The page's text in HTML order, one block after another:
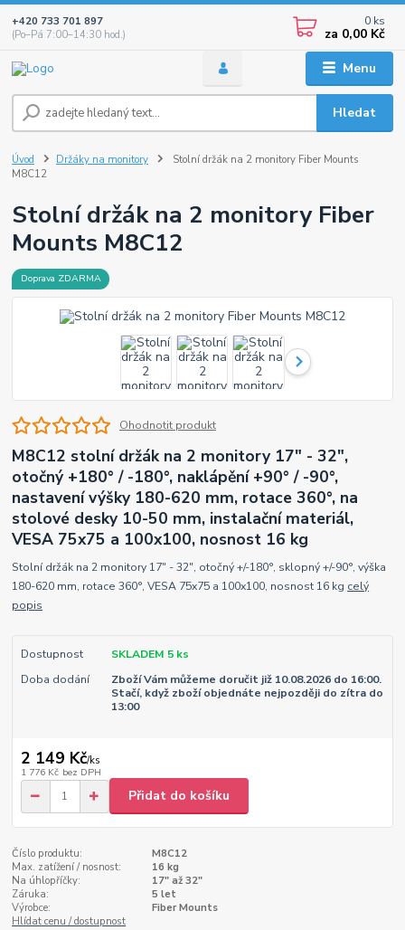
Menu
Hledat
+420 733 701 897
(Po–Pá 7:00–14:30 hod.)
0 ks
za 0,00 Kč
Úvod Držáky na monitory
Stolní držák na 2 monitory Fiber Mounts
M8C12
Stolní držák na 2 monitory Fiber
Mounts M8C12
Doprava ZDARMA
Ohodnotit produkt
M8C12 stolní držák na 2 monitory 17" - 32",
otočný +180° / -180°, naklápění +90° / -90°,
nastavení výšky 180-620 mm, rotace 360°, na
stolové desky 10-50 mm, instalační materiál,
VESA 75x75 a 100x100, nosnost 16 kg
Stolní držák na 2 monitory 17" - 32", otočný +/-180°, sklopný +/-90°, výška
180-620 mm, rotace 360°, VESA 75x75 a 100x100, nosnost 16 kg celý
popis
Dostupnost
SKLADEM 5 ks
Doba dodání
Zboží Vám můžeme doručit již 10.08.2026 do 16:00.
Stačí, když zboží objednáte nejpozději do zítra do
13:00
2 149 Kč/ks
1 776 Kč bez DPH
Přidat do košíku
Číslo produktu:
M8C12
Max. zatížení / nosnost:
16 kg
Na úhlopříčky:
17" až 32"
Záruka:
5 let
Výrobce:
Fiber Mounts
Hlídat cenu / dostupnost